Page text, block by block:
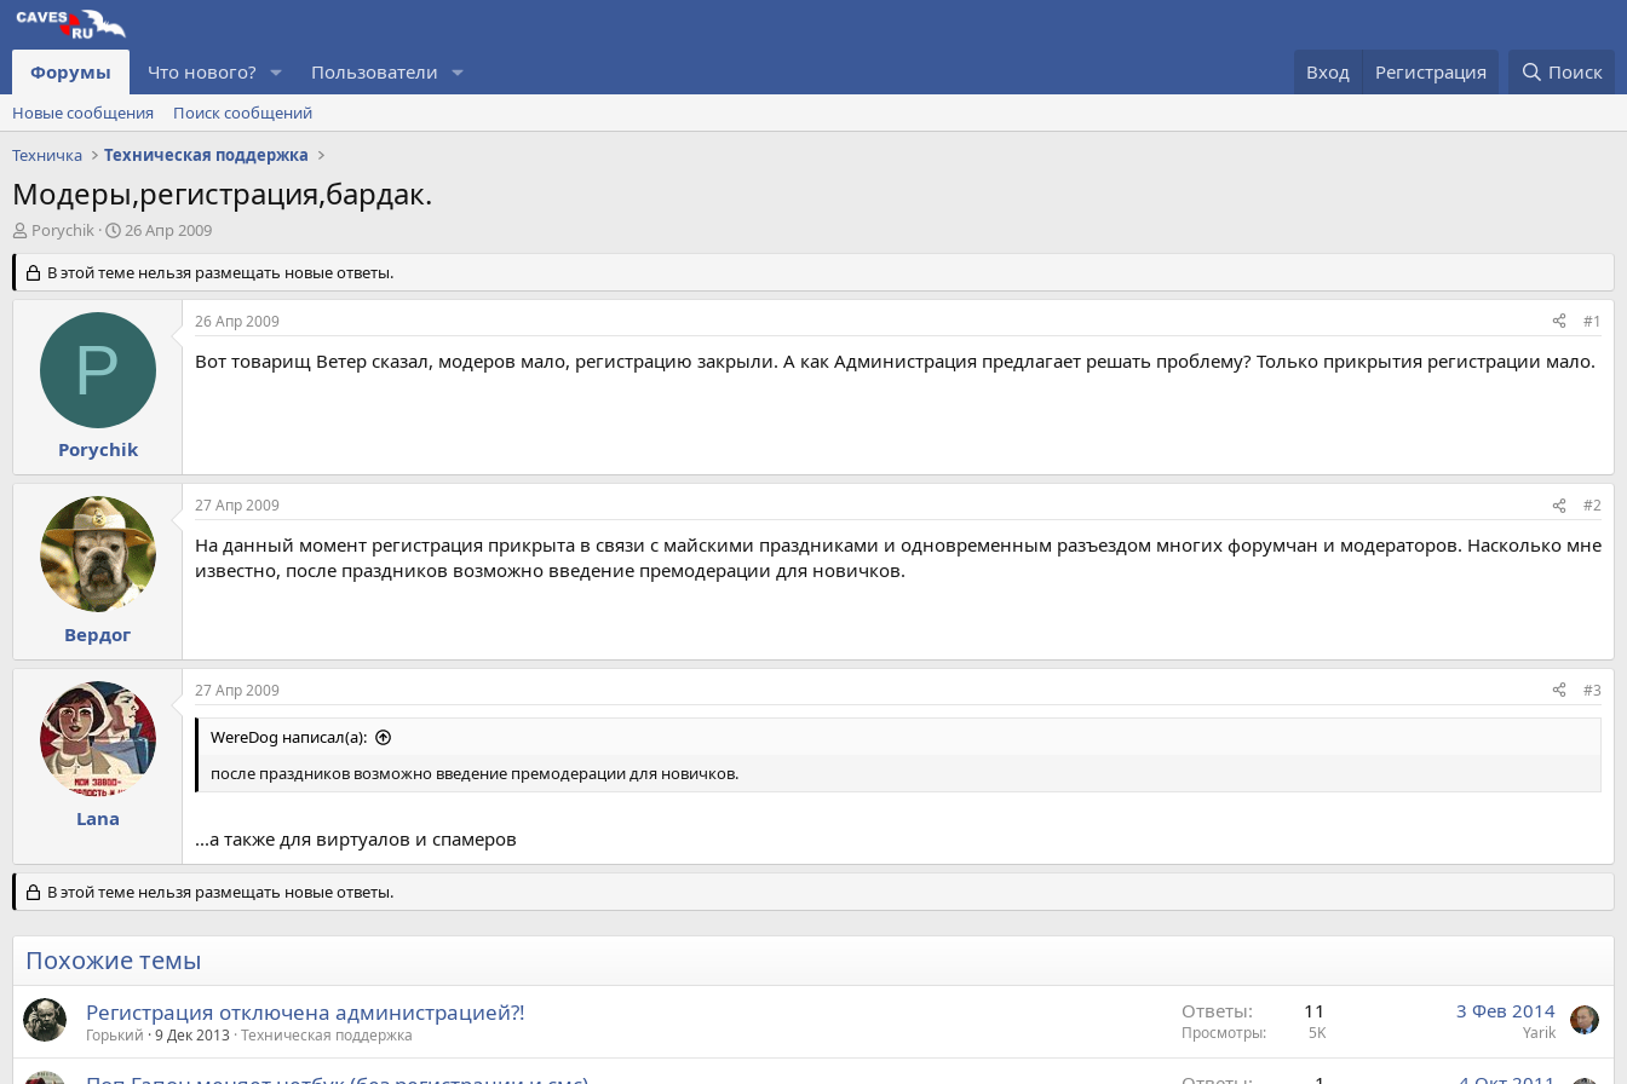
Форумы Что нового? Пользователи Вход Регистрация Поиск
Новые сообщения
Поиск сообщений
Техничка
Техническая поддержка
Модеры,регистрация,бардак.
А
т
о
м
Porychik
Д
т
а
н
а
26 Апр 2009
В этой теме нельзя размещать новые ответы.
P
Porychik
26 Апр 2009 #1
Вот товарищ Ветер сказал, модеров мало, регистрацию закрыли. А как Администрация предлагает решать проблему? Только прикрытия регистрации мало.
Вердог
27 Апр 2009 #2
На данный момент регистрация прикрыта в связи с майскими праздниками и одновременным разъездом многих форумчан и модераторов. Насколько мне
известно, после праздников возможно введение премодерации для новичков.
Lana
27 Апр 2009 #3
WereDog написал(а):
после праздников возможно введение премодерации для новичков.
...а также для виртуалов и спамеров
В этой теме нельзя размещать новые ответы.
Похожие темы
Регистрация отключена администрацией?!
Горький 9 Дек 2013 Техническая поддержка
Ответы 11
Просмотры 5K
3 Фев 2014
Yarik